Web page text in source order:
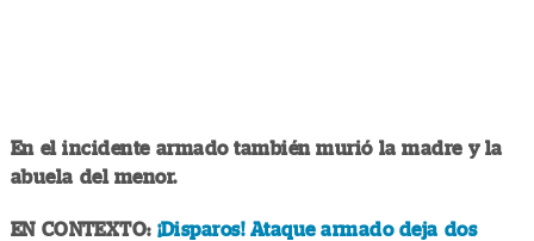
En el incidente armado también murió la madre y la
abuela del menor.
EN CONTEXTO: ¡Disparos! Ataque armado deja dos